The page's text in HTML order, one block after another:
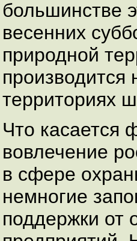
большинстве
весенних
природной
производится
территориях
Что касается
вовлечение
в сфере
немногие
поддержки от